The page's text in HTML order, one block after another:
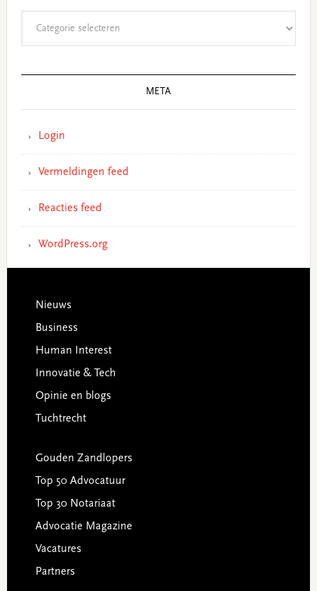
META
Login
Vermeldingen feed
Reacties feed
WordPress.org
Footer
Nieuws
Business
Human Interest
Innovatie & Tech
Opinie en blogs
Tuchtrecht
Gouden Zandlopers
Top 50 Advocatuur
Top 30 Notariaat
Advocatie Magazine
Vacatures
Partners